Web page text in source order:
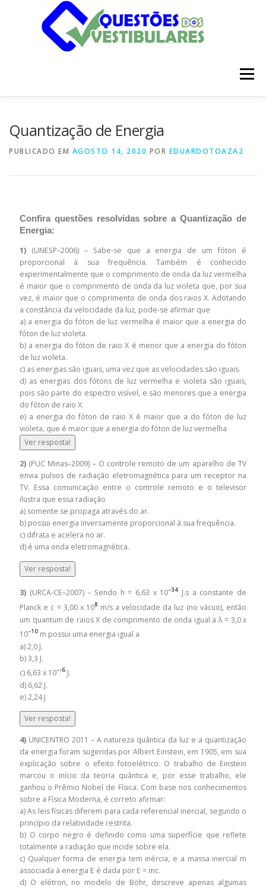
Menu
Quantização de Energia
PUBLICADO EM AGOSTO 14, 2020 POR EDUARDOTOAZA2
Confira questões resolvidas sobre a Quantização de
Energia:
1) (UNESP–2006) – Sabe-se que a energia de um fóton é
proporcional à sua frequência. Também é conhecido
experimentalmente que o comprimento de onda da luz vermelha
é maior que o comprimento de onda da luz violeta que, por sua
vez, é maior que o comprimento de onda dos raios X. Adotando
a constância da velocidade da luz, pode-se afirmar que
a) a energia do fóton de luz vermelha é maior que a energia do
fóton de luz violeta.
b) a energia do fóton de raio X é menor que a energia do fóton
de luz violeta.
c) as energias são iguais, uma vez que as velocidades são iguais.
d) as energias dos fótons de luz vermelha e violeta são iguais,
pois são parte do espectro visível, e são menores que a energia
do fóton de raio X.
e) a energia do fóton de raio X é maior que a do fóton de luz
violeta, que é maior que a energia do fóton de luz vermelha
Ver resposta!
2) (PUC Minas–2009) – O controle remoto de um aparelho de TV
envia pulsos de radiação eletromagnética para um receptor na
TV. Essa comunicação entre o controle remoto e o televisor
ilustra que essa radiação
a) somente se propaga através do ar.
b) possui energia inversamente proporcional à sua frequência.
c) difrata e acelera no ar.
d) é uma onda eletromagnética.
Ver resposta!
3) (URCA-CE–2007) – Sendo h = 6,63 x 10⁻³⁴ J.s a constante de
Planck e c = 3,00 x 10⁸ m/s a velocidade da luz (no vácuo), então
um quantum de raios X de comprimento de onda igual a λ = 3,0 x
10⁻¹⁰ m possui uma energia igual a
a) 2,0 J.
b) 3,3 J.
c) 6,63 x 10⁻¹⁶ J.
d) 6,62 J.
e) 2,24 J
Ver resposta!
4) UNICENTRO 2011 – A natureza quântica da luz e a quantização
da energia foram sugeridas por Albert Einstein, em 1905, em sua
explicação sobre o efeito fotoelétrico. O trabalho de Einstein
marcou o início da teoria quântica e, por esse trabalho, ele
ganhou o Prêmio Nobel de Física. Com base nos conhecimentos
sobre a Física Moderna, é correto afirmar:
a) As leis físicas diferem para cada referencial inercial, segundo o
princípio da relatividade restrita.
b) O corpo negro é definido como uma superfície que reflete
totalmente a radiação que incide sobre ela.
c) Qualquer forma de energia tem inércia, e a massa inercial m
associada à energia E é dada por E = mc.
d) O elétron, no modelo de Böhr, descreve apenas algumas